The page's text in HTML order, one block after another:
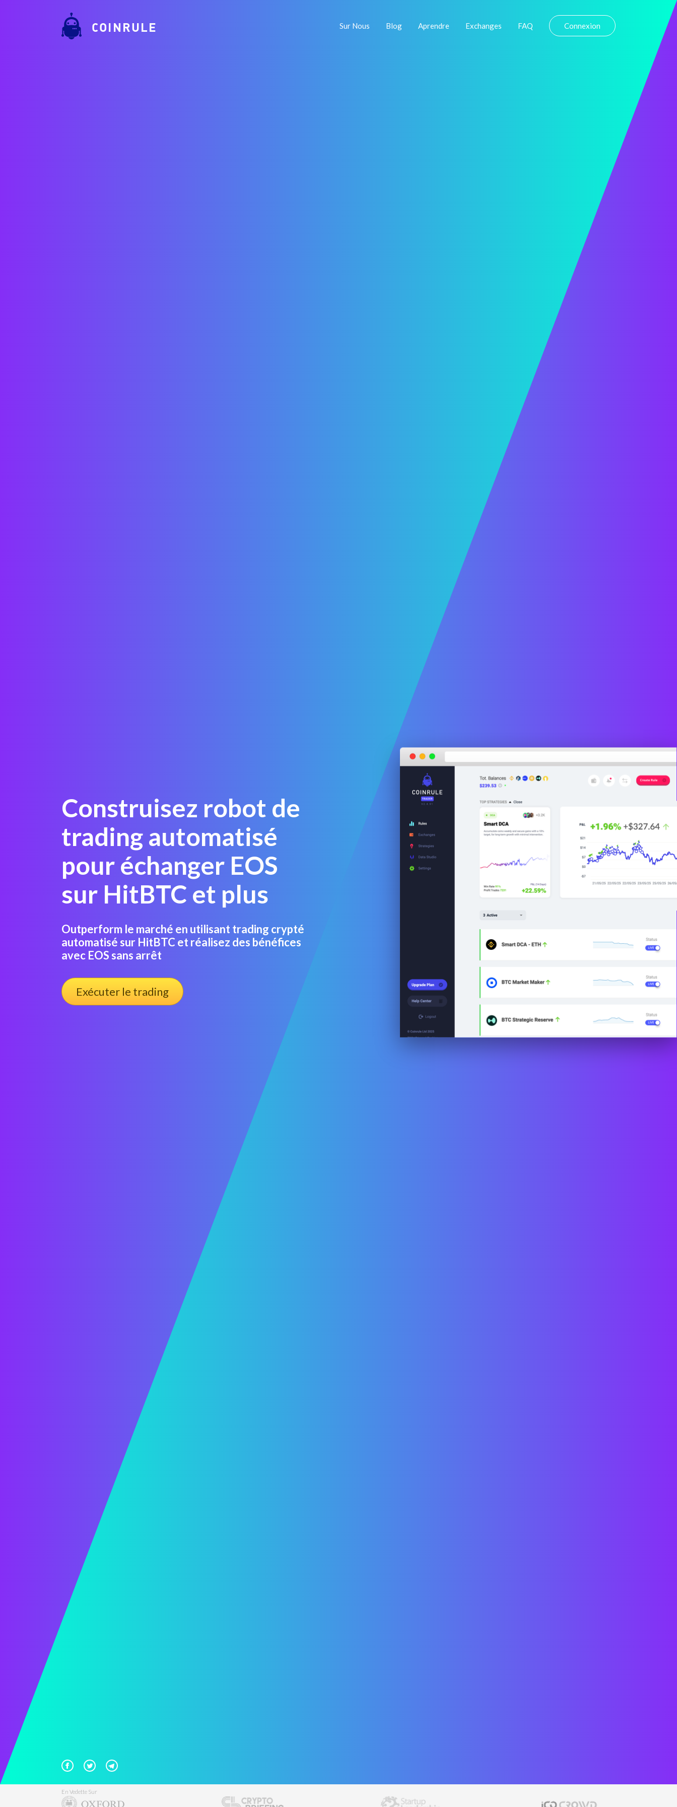
COINRULE Sur Nous Blog Aprendre Exchanges FAQ Connexion
Construisez robot de
trading automatisé
pour échanger EOS
sur HitBTC et plus
Outperform le marché en utilisant trading crypté
automatisé sur HitBTC et réalisez des bénéfices
avec EOS sans arrêt
Exécuter le trading
En Vedette Sur